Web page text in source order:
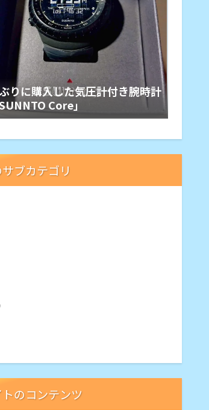
りに購入した気圧計付き腕時計
Core」
ブカテゴリ
のコンテンツ